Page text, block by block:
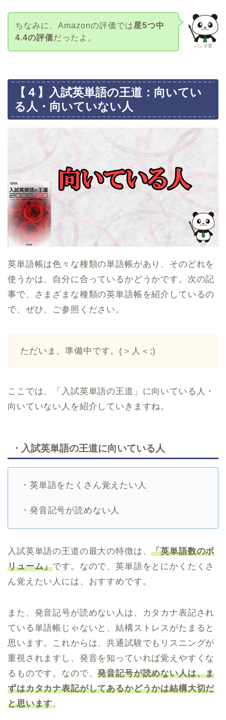
パンダ君
ちなみに、Amazonの評価では星5つ中
4.4の評価だったよ。
【４】入試英単語の王道：向いてい
る人・向いていない人
英単語帳は色々な種類の単語帳があり、そのどれを
使うかは、自分に合っているかどうかです。次の記
事で、さまざまな種類の英単語帳を紹介しているの
で、ぜひ、ご参照ください。
ただいま、準備中です。(＞人＜;)
ここでは、「入試英単語の王道」に向いている人・
向いていない人を紹介していきますね。
・入試英単語の王道に向いている人
・英単語をたくさん覚えたい人
・発音記号が読めない人
入試英単語の王道の最大の特徴は、「英単語数のボ
リューム」です。なので、英単語をとにかくたくさ
ん覚えたい人には、おすすめです。
また、発音記号が読めない人は、カタカナ表記され
ている単語帳じゃないと、結構ストレスがたまると
思います。これからは、共通試験でもリスニングが
重視されますし、発音を知っていれば覚えやすくな
るものです。なので、発音記号が読めない人は、ま
ずはカタカナ表記がしてあるかどうかは結構大切だ
と思います。